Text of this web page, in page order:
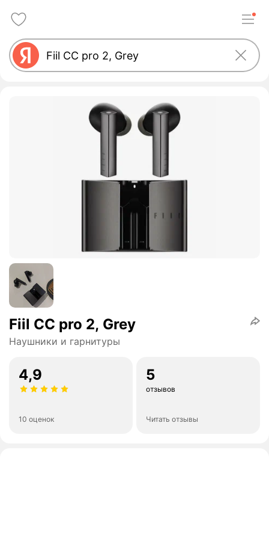
Fiil CC pro 2, Grey
Наушники и гарнитуры
4,9
10 оценок
5
отзывов
Читать отзывы